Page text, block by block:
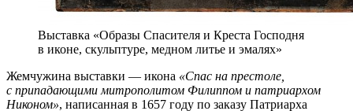
Выставка «Образы Спасителя и Креста Господня
в иконе, скульптуре, медном литье и эмалях»
Жемчужина выставки — икона «Спас на престоле,
с припадающими митрополитом Филиппом и патриархом
Никоном», написанная в 1657 году по заказу Патриарха